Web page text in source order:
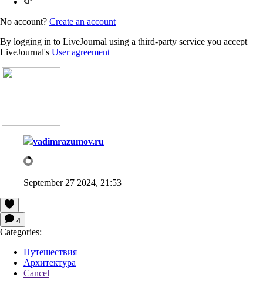
No account? Create an account
By logging in to LiveJournal using a third-party service you accept
LiveJournal's User agreement
vadimrazumov.ru
September 27 2024, 21:53
4
Categories:
Путешествия
Архитектура
Cancel